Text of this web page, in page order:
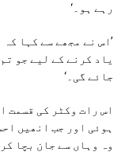
رہے ہو۔‘
’اس نے مجھے سے کہا
یاد کرنے کے لیے جو
جائے گی۔‘
اس رات وکٹر کی قسمت
ہوئی اور جب انھیں
وہ وہاں سے جان بچا